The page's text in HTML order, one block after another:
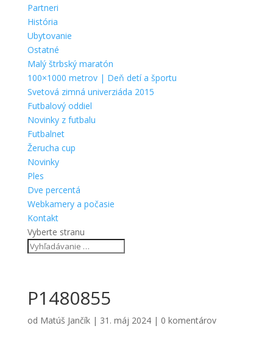
Partneri
História
Ubytovanie
Ostatné
Malý štrbský maratón
100×1000 metrov | Deň detí a športu
Svetová zimná univerziáda 2015
Futbalový oddiel
Novinky z futbalu
Futbalnet
Žerucha cup
Novinky
Ples
Dve percentá
Webkamery a počasie
Kontakt
Vyberte stranu
P1480855
od Matúš Jančík| 31. máj 2024| 0 komentárov